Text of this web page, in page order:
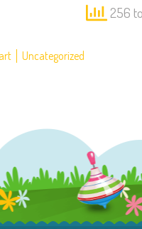
256
Uncategorized